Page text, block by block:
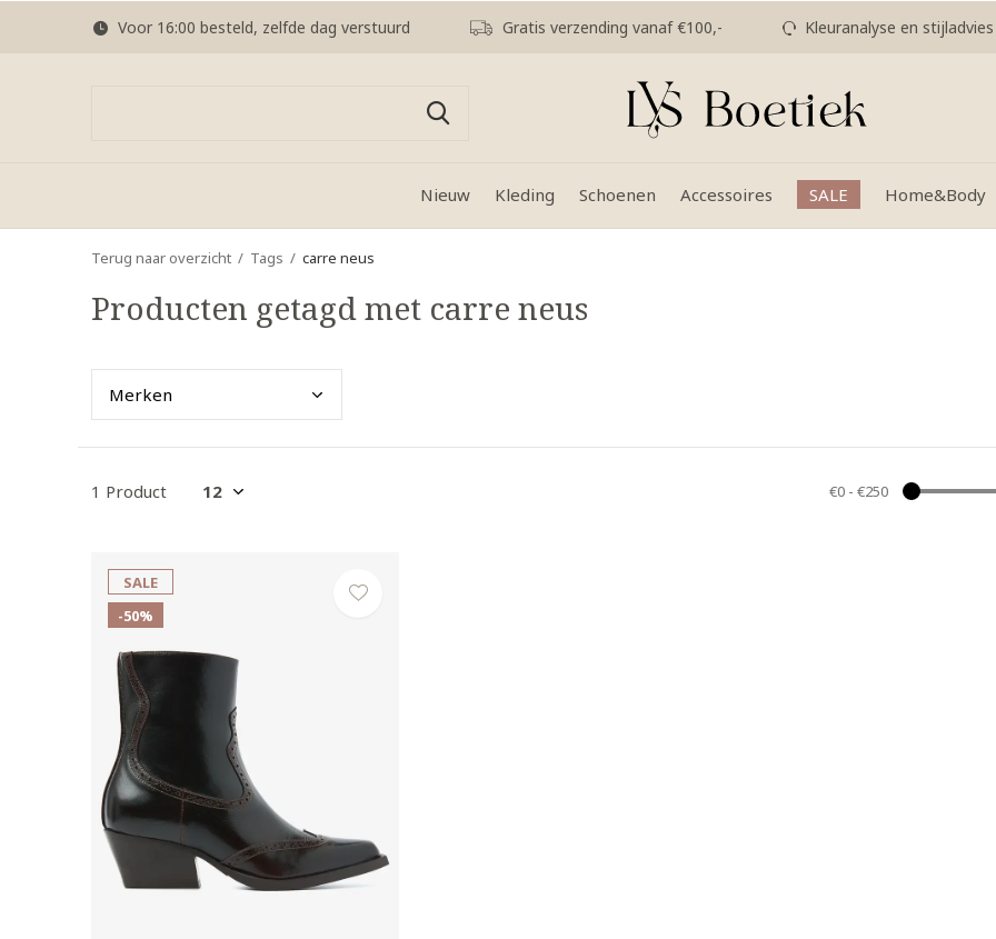
Nieuw Kleding Schoenen Accessoires SALE Home&Body
Voor 16:00 besteld, zelfde dag verstuurd Gratis verzending vanaf €100,- Kleuranalyse en stijladvies
Terug naar overzicht Tags carre neus
Producten getagd met carre neus
Merken
1 Product €0- €250
SALE
-50%